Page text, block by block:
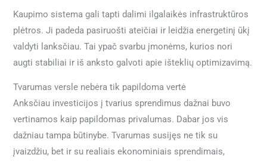
Kaupimo sistema gali tapti dalimi ilgalaikės infrastruktūros
plėtros. Ji padeda pasiruošti ateičiai ir leidžia energetinį ūkį
valdyti lanksčiau. Tai ypač svarbu įmonėms, kurios nori
augti stabiliai ir iš anksto galvoti apie išteklių optimizavimą.
Tvarumas versle nebėra tik papildoma vertė
Anksčiau investicijos į tvarius sprendimus dažnai buvo
vertinamos kaip papildomas privalumas. Dabar jos vis
dažniau tampa būtinybe. Tvarumas susijęs ne tik su
įvaizdžiu, bet ir su realiais ekonominiais sprendimais,